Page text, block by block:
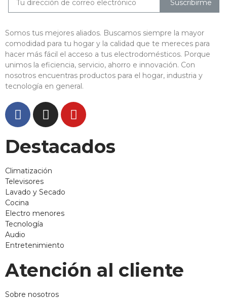
Suscribirme
Somos tus mejores aliados. Buscamos siempre la mayor
comodidad para tu hogar y la calidad que te mereces para
hacer más fácil el acceso a tus electrodomésticos. Porque
unimos la eficiencia, servicio, ahorro e innovación. Con
nosotros encuentras productos para el hogar, industria y
tecnología en general.
Destacados
Climatización
Televisores
Lavado y Secado
Cocina
Electro menores
Tecnología
Audio
Entretenimiento
Atención al cliente
Sobre nosotros